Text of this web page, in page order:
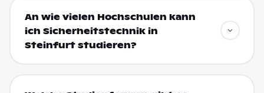
An wie vielen Hochschulen kann
ich Sicherheitstechnik in
Steinfurt studieren?